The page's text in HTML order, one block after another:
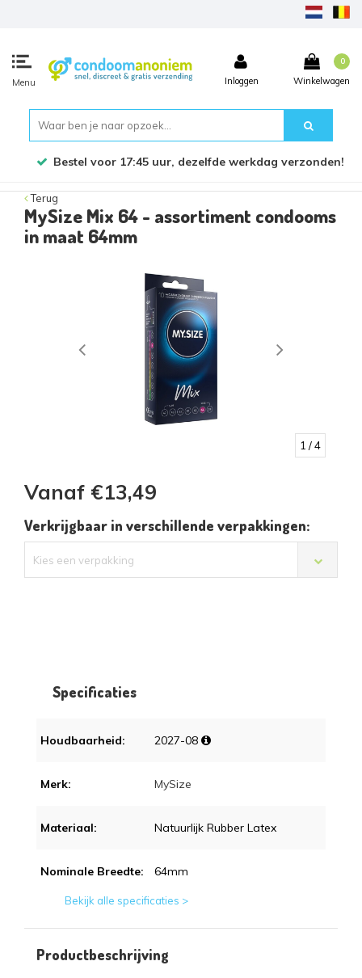
Menu Inloggen
0
Winkelwagen
Bestel voor 17:45 uur, dezelfde werkdag verzonden!
Terug
MySize Mix 64 - assortiment condooms
in maat 64mm
1 / 4
Vanaf €13,49
Verkrijgbaar in verschillende verpakkingen:
Kies een verpakking
Specificaties
Houdbaarheid: 2027-08
Merk: MySize
Materiaal: Natuurlijk Rubber Latex
Nominale Breedte: 64mm
Bekijk alle specificaties >
Productbeschrijving